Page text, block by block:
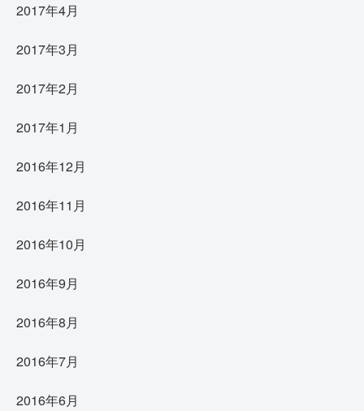
2017年4月
2017年3月
2017年2月
2017年1月
2016年12月
2016年11月
2016年10月
2016年9月
2016年8月
2016年7月
2016年6月